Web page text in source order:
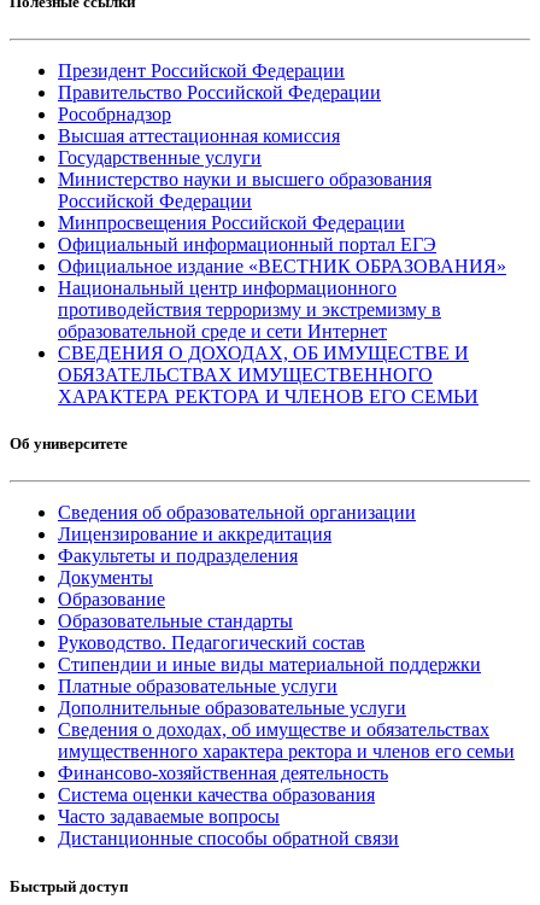
Президент Российской Федерации
Правительство Российской Федерации
Рособрнадзор
Высшая аттестационная комиссия
Государственные услуги
Министерство науки и высшего образования
Российской Федерации
Минпросвещения Российской Федерации
Официальный информационный портал ЕГЭ
Официальное издание «ВЕСТНИК ОБРАЗОВАНИЯ»
Национальный центр информационного
противодействия терроризму и экстремизму в
образовательной среде и сети Интернет
СВЕДЕНИЯ О ДОХОДАХ, ОБ ИМУЩЕСТВЕ И
ОБЯЗАТЕЛЬСТВАХ ИМУЩЕСТВЕННОГО
ХАРАКТЕРА РЕКТОРА И ЧЛЕНОВ ЕГО СЕМЬИ
Об университете
Сведения об образовательной организации
Лицензирование и аккредитация
Факультеты и подразделения
Документы
Образование
Образовательные стандарты
Руководство. Педагогический состав
Стипендии и иные виды материальной поддержки
Платные образовательные услуги
Дополнительные образовательные услуги
Сведения о доходах, об имуществе и обязательствах
имущественного характера ректора и членов его семьи
Финансово-хозяйственная деятельность
Система оценки качества образования
Часто задаваемые вопросы
Дистанционные способы обратной связи
Быстрый доступ